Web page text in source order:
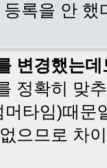
등록을 안
변경했는
정확히 맞
머타임)때문
으므로 차